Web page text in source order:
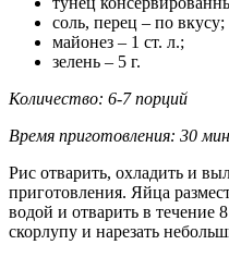
соль, перец – по вкусу;
майонез – 1 ст. л.;
зелень – 5 г.
Количество: 6-7 порций
Время приготовления: 30
Рис отварить, охладить и
приготовления. Яйца
водой и отварить в течение
скорлупу и нарезать